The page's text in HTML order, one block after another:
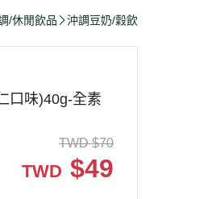
/休閒飲品 沖調豆奶/穀飲
口味)40g-全素
TWD $70
TWD $49